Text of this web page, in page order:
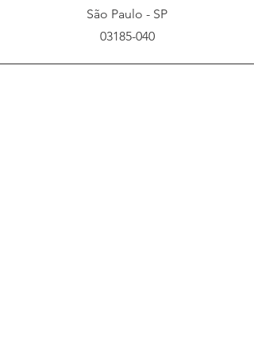
São Paulo - SP
03185-040